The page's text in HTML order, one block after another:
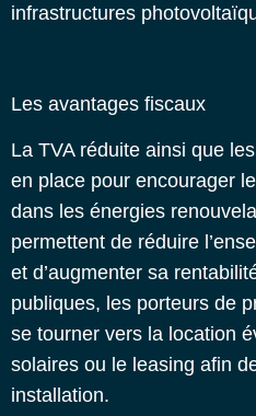
infrastructures
Les avantages fiscaux
La TVA réduite ainsi que
en place pour encourager
dans les énergies
permettent de réduire
et d’augmenter sa
publiques, les porteurs de
se tourner vers la location
solaires ou le leasing afin
installation.